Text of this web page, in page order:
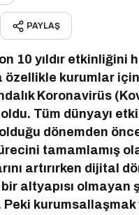
PAYLAŞ
10 yıldır etkinliğini
özellikle kurumlar
Koronavirüs
Tüm dünyayı
dönemden
tamamlamış
artırırken dijital
altyapısı olmayan
Peki kurumsallaşmak